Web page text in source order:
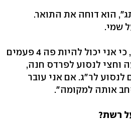
הוא דוחה את התואר.
שמי.
מכירים אותי בכל חנות, כי אני יכול להיות פה 4 פעמים
וחצי לנסוע לפרדס חנה,
לר"ג. אם אני עובר
אותה למקומה".
רשת?